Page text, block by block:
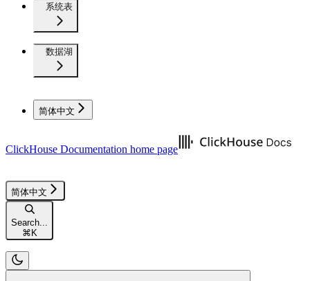
系统表
数据湖
简体中文
ClickHouse Documentation home page
简体中文
Search...
⌘K